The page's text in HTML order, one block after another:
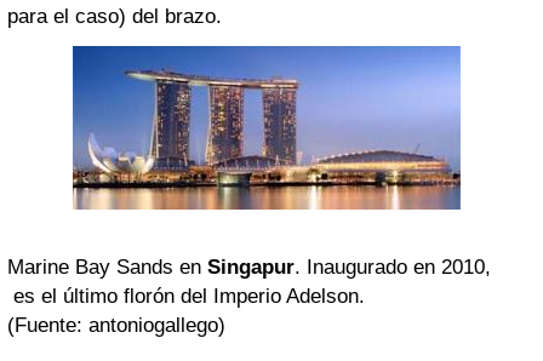
para el caso) del brazo.
Marine Bay Sands en Singapur. Inaugurado en 2010,
es el último florón del Imperio Adelson.
(Fuente: antoniogallego)